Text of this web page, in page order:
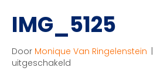
IMG_5125
Door Monique Van Ringelenstein |
uitgeschakeld